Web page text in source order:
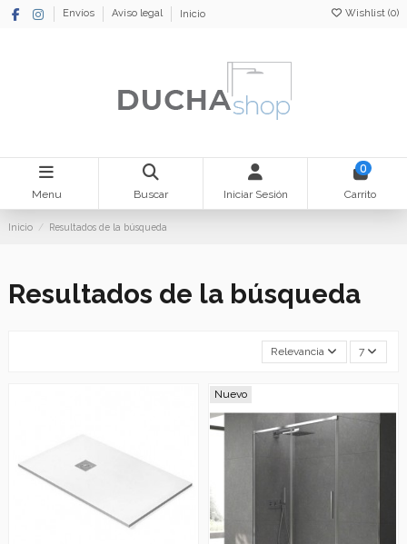
Envíos Aviso legal Inicio Wishlist (0)
Menu Buscar Iniciar Sesión
0
Carrito
Inicio Resultados de la búsqueda
Resultados de la búsqueda
Relevancia 7
Nuevo